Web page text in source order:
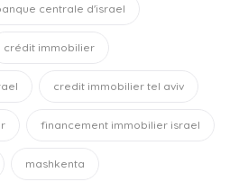
centrale d'israel
crédit immobilier
credit immobilier tel aviv
financement immobilier israel
mashkenta